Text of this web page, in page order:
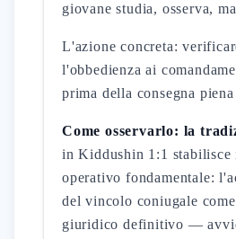
giovane studia, osserva,
L'azione concreta:
l'obbedienza ai
prima della consegna
Come osservarlo: la
in Kiddushin 1:1
operativo fondamentale:
del vincolo coniugale
giuridico definitivo —